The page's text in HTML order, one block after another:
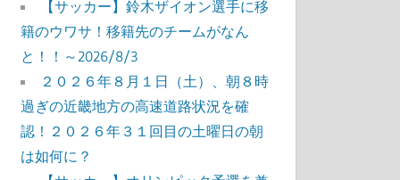
【サッカー】鈴木ザイオン選手に移
籍のウワサ！移籍先のチームがなん
と！！～2026/8/3
２０２６年８月１日（土）、朝８時
過ぎの近畿地方の高速道路状況を確
認！２０２６年３１回目の土曜日の朝
は如何に？